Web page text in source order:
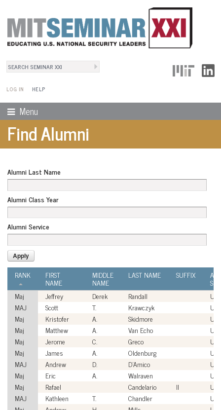
Search
LOG IN
User Menu
HELP
Menu
Find Alumni
Alumni Last Name
Alumni Class Year
Alumni Service
RANK FIRST
NAME
MIDDLE
NAME
LAST NAME SUFFIX
Maj
Jeffrey Derek Randall
MAJ
Scott T. Krawczyk
USA
Maj
Kristofer A. Skidmore
Maj
Matthew A. Van Echo
Maj
Jerome C. Greco
Maj
James A. Oldenburg
MAJ
Andrew D. D'Amico
USA
Maj
Eric A. Walraven
Maj
Rafael Candelario II
MAJ
Kathleen T. Chandler
USA